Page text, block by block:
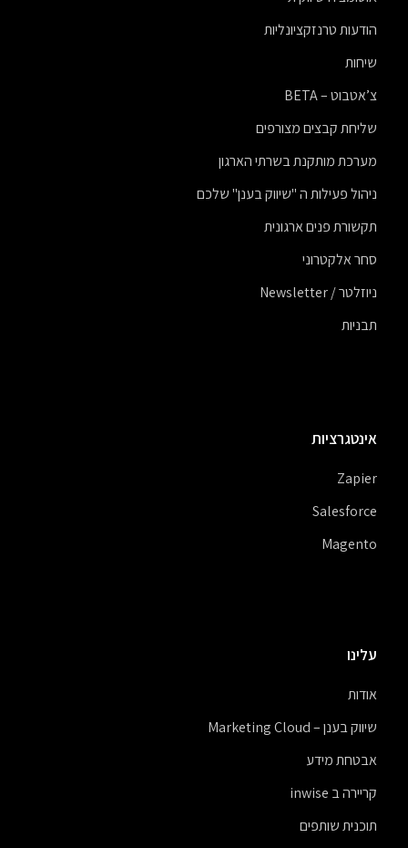
הודעות טרנזקציונליות
שיחות
צ’אטבוט – BETA
שליחת קבצים מצורפים
מערכת מותקנת בשרתי הארגון
ניהול פעילות ה "שיווק בענן" שלכם
תקשורת פנים ארגונית
סחר אלקטרוני
ניוזלטר / Newsletter
תבניות
אינטגרציות
Zapier
Salesforce
Magento
עלינו
אודות
שיווק בענן – Marketing Cloud
אבטחת מידע
קריירה ב inwise
תוכנית שותפים